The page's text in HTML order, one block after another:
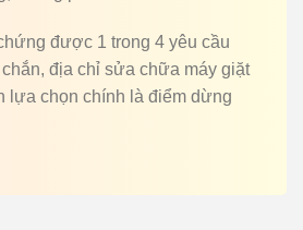
được 1 trong 4 yêu cầu
địa chỉ sửa chữa máy giặt
lựa chọn chính là điểm dừng